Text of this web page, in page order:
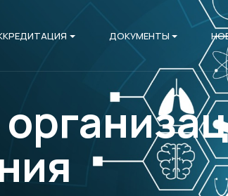
ДОКУМЕНТЫ